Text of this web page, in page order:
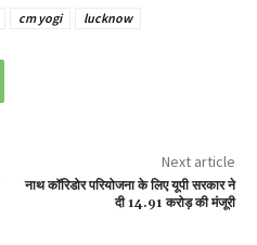
cm yogi lucknow
Next article
नाथ कॉरिडोर परियोजना के लिए यूपी सरकार ने
दी 14.91 करोड़ की मंजूरी